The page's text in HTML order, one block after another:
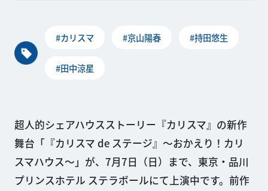
#カリスマ #京山陽春 #持田悠生
#田中涼星
超人的シェアハウスストーリー『カリスマ』の新作
舞台「『カリスマ de ステージ』〜おかえり！カリ
スマハウス〜」が、7月7日（日）まで、東京・品川
プリンスホテル ステラボールにて上演中です。前作